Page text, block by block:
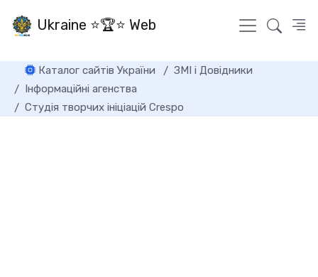
Ukraine ⭐🏆⭐ Web
Каталог сайтів України
ЗМІ і Довідники
Інформаційні агенства
Студія творчих ініціацій Crespo